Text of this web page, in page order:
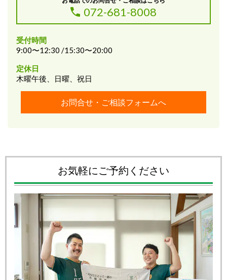
072-681-8008
受付時間
9:00〜12:30 /15:30〜20:00
定休日
木曜午後、日曜、祝日
お問合せ・ご相談フォームへ
お気軽にご予約ください